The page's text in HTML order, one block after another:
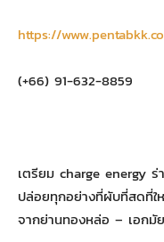
https://
(+66) 91-632-8859
เตรียม charge energy ร่
ปล่อยทุกอย่างที่ผับที่สดที่ใ
จากย่านทองหล่อ – เอกมัย